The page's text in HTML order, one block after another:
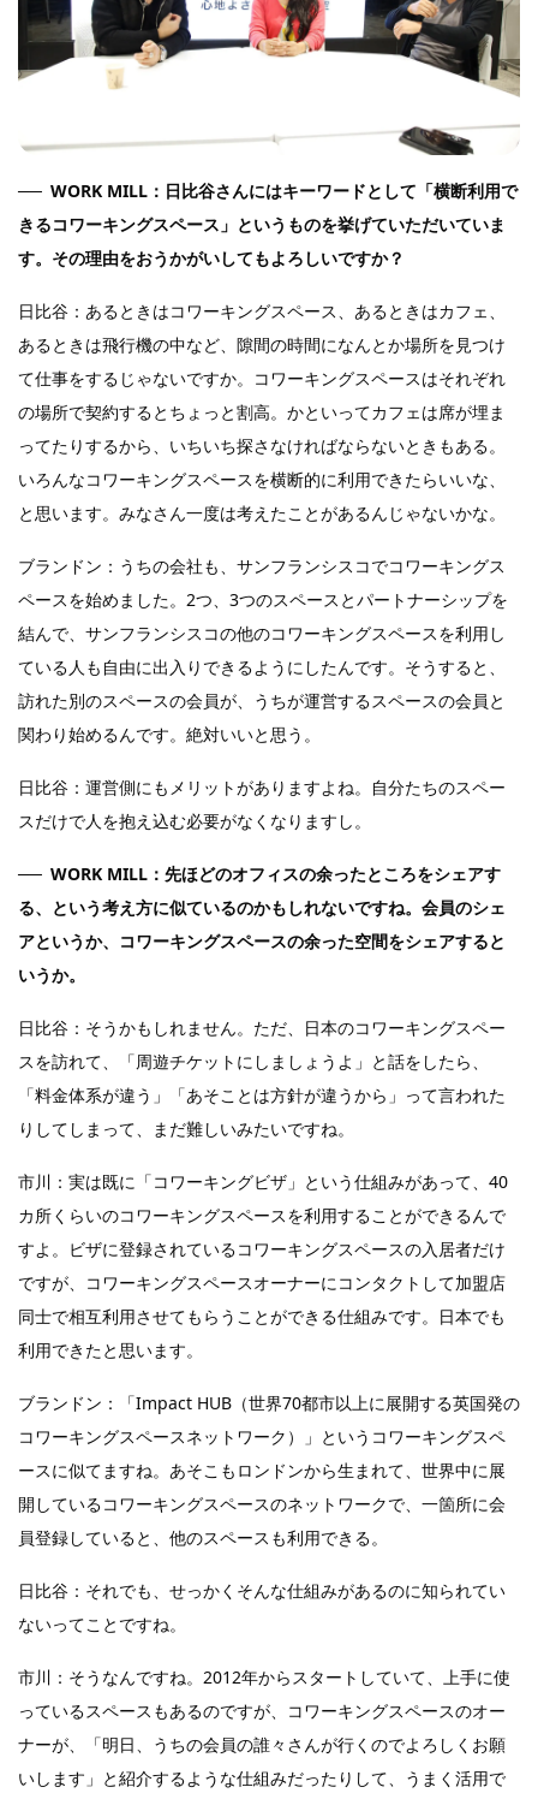
WORK MILL：日比谷さんにはキーワードとして「横断利用で
きるコワーキングスペース」というものを挙げていただいていま
す。その理由をおうかがいしてもよろしいですか？
日比谷：あるときはコワーキングスペース、あるときはカフェ、
あるときは飛行機の中など、隙間の時間になんとか場所を見つけ
て仕事をするじゃないですか。コワーキングスペースはそれぞれ
の場所で契約するとちょっと割高。かといってカフェは席が埋ま
ってたりするから、いちいち探さなければならないときもある。
いろんなコワーキングスペースを横断的に利用できたらいいな、
と思います。みなさん一度は考えたことがあるんじゃないかな。
ブランドン：うちの会社も、サンフランシスコでコワーキングス
ペースを始めました。2つ、3つのスペースとパートナーシップを
結んで、サンフランシスコの他のコワーキングスペースを利用し
ている人も自由に出入りできるようにしたんです。そうすると、
訪れた別のスペースの会員が、うちが運営するスペースの会員と
関わり始めるんです。絶対いいと思う。
日比谷：運営側にもメリットがありますよね。自分たちのスペー
スだけで人を抱え込む必要がなくなりますし。
WORK MILL：先ほどのオフィスの余ったところをシェアす
る、という考え方に似ているのかもしれないですね。会員のシェ
アというか、コワーキングスペースの余った空間をシェアすると
いうか。
日比谷：そうかもしれません。ただ、日本のコワーキングスペー
スを訪れて、「周遊チケットにしましょうよ」と話をしたら、
「料金体系が違う」「あそことは方針が違うから」って言われた
りしてしまって、まだ難しいみたいですね。
市川：実は既に「コワーキングビザ」という仕組みがあって、40
カ所くらいのコワーキングスペースを利用することができるんで
すよ。ビザに登録されているコワーキングスペースの入居者だけ
ですが、コワーキングスペースオーナーにコンタクトして加盟店
同士で相互利用させてもらうことができる仕組みです。日本でも
利用できたと思います。
ブランドン：「Impact HUB（世界70都市以上に展開する英国発の
コワーキングスペースネットワーク）」というコワーキングスペ
ースに似てますね。あそこもロンドンから生まれて、世界中に展
開しているコワーキングスペースのネットワークで、一箇所に会
員登録していると、他のスペースも利用できる。
日比谷：それでも、せっかくそんな仕組みがあるのに知られてい
ないってことですね。
市川：そうなんですね。2012年からスタートしていて、上手に使
っているスペースもあるのですが、コワーキングスペースのオー
ナーが、「明日、うちの会員の誰々さんが行くのでよろしくお願
いします」と紹介するような仕組みだったりして、うまく活用で